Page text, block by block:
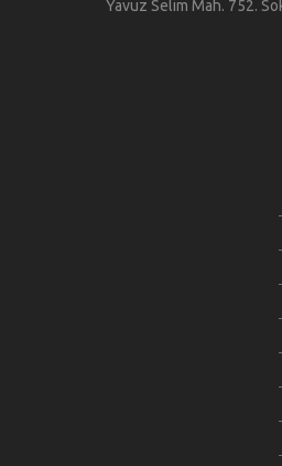
Yavuz Selim Mah. 752.